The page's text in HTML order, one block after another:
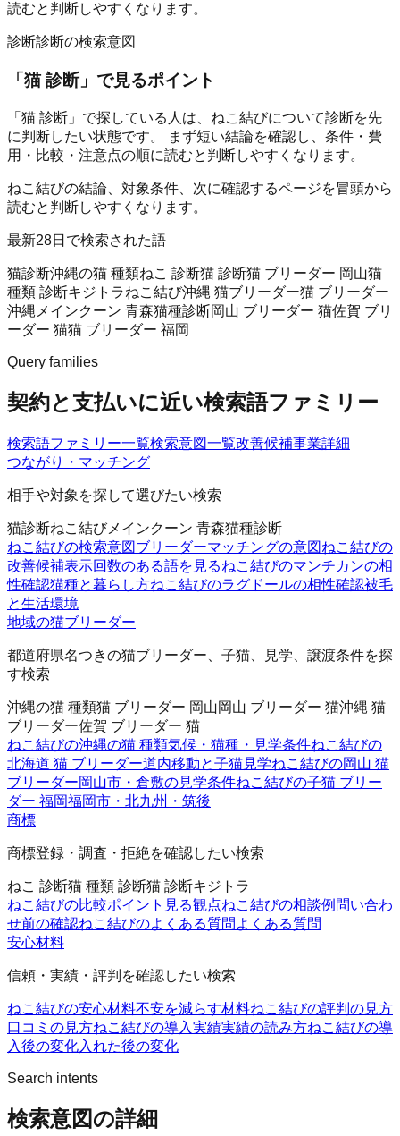
読むと判断しやすくなります。
診断診断の検索意図
「 猫 診断」で見るポイント
「猫 診断」で探している人は、ねこ結びについて診断を先
に判断したい状態です。 まず短い結論を確認し、条件・費
用・比較・注意点の順に読むと判断しやすくなります。
ねこ結びの結論、対象条件、次に確認するページを冒頭から
読むと判断しやすくなります。
最新28日で検索された語
猫診断沖縄の猫 種類ねこ 診断猫 診断猫 ブリーダー 岡山猫
種類 診断キジトラねこ結び沖縄 猫ブリーダー猫 ブリーダー
沖縄 メインクーン 青森猫種診断岡山 ブリーダー 猫佐賀 ブリ
ーダー 猫猫 ブリーダー 福岡
Query families
契約と支払いに近い検索語ファミリー
検索語ファミリー一覧検索意図一覧改善候補事業詳細
つながり・マッチング
相手や対象を探して選びたい検索
猫診断ねこ結びメインクーン 青森猫種診断
ねこ結びの検索意図 ブリーダーマッチングの意図 ねこ結びの
改善候補表示回数のある語を見るねこ結びのマンチカンの相
性確認猫種と暮らし方ねこ結びのラグドールの相性確認被毛
と生活環境
地域の猫ブリーダー
都道府県名つきの猫ブリーダー、子猫、見学、譲渡条件を探
す検索
沖縄の猫 種類猫 ブリーダー 岡山岡山 ブリーダー 猫沖縄 猫
ブリーダー佐賀 ブリーダー 猫
ねこ結びの沖縄の猫 種類気候・猫種・見学条件ねこ結びの
北海道 猫 ブリーダー道内移動と子猫見学ねこ結びの岡山 猫
ブリーダー岡山市・倉敷の見学条件ねこ結びの子猫 ブリー
ダー 福岡福岡市・北九州・筑後
商標
商標登録・調査・拒絶を確認したい検索
ねこ 診断猫 種類 診断猫 診断キジトラ
ねこ結びの比較ポイント 見る観点ねこ結びの相談例 問い合わ
せ前の確認ねこ結びのよくある質問 よくある質問
安心材料
信頼・実績・評判を確認したい検索
ねこ結びの安心材料不安を減らす材料ねこ結びの評判の見方
口コミの見方ねこ結びの導入実績実績の読み方ねこ結びの導
入後の変化入れた後の変化
Search intents
検索意図の詳細